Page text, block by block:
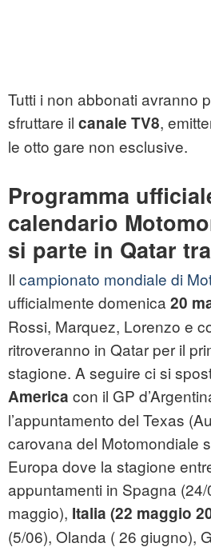
Tutti i non abbonati avranno
sfruttare il canale TV8,
le otto gare non esclusive.
Programma
calendario
si parte in Qatar
Il campionato mondiale di
ufficialmente domenica 20
Rossi, Marquez, Lorenzo e
ritroveranno in Qatar per il
stagione. A seguire ci si
America con il GP
l’appuntamento del Texas
carovana del Motomondiale
Europa dove la stagione
appuntamenti in Spagna
maggio), Italia (22 maggio
(5/06), Olanda ( 26 giugno),